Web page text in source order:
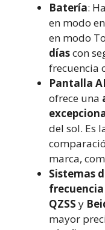
Batería:
en modo
en modo
díascon
frecuencia
Pantalla
ofrece una
del sol. Es
marca,
Sistemas
frecuencia
QZSS y
mayor